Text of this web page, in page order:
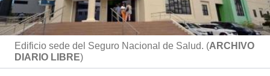
Edificio sede del Seguro Nacional de Salud. (ARCHIVO
DIARIO LIBRE)